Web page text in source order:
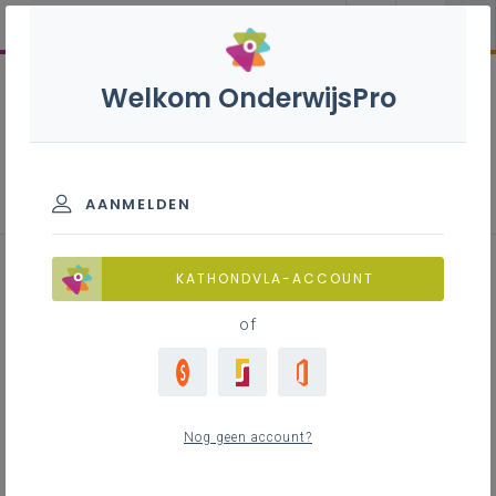
28 mei 2026 –
Vrijstellingsmogelijkheid in
levensbeschouwelijk
Welkom OnderwijsPro
AANMELDEN
KATHONDVLA-ACCOUNT
of
Nog geen account?